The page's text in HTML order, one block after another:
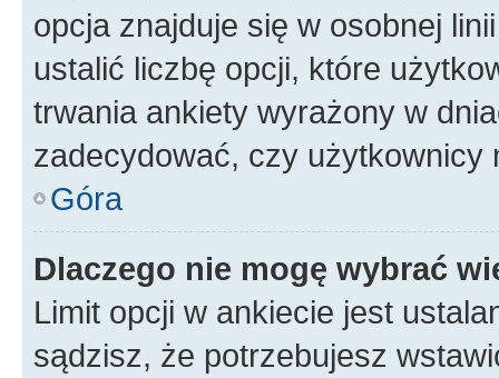
opcja znajduje się w osobnej
ustalić liczbę opcji, które
trwania ankiety wyrażony w
zadecydować, czy użytkownicy
Góra
Dlaczego nie mogę wybrać
Limit opcji w ankiecie jest
sądzisz, że potrzebujesz